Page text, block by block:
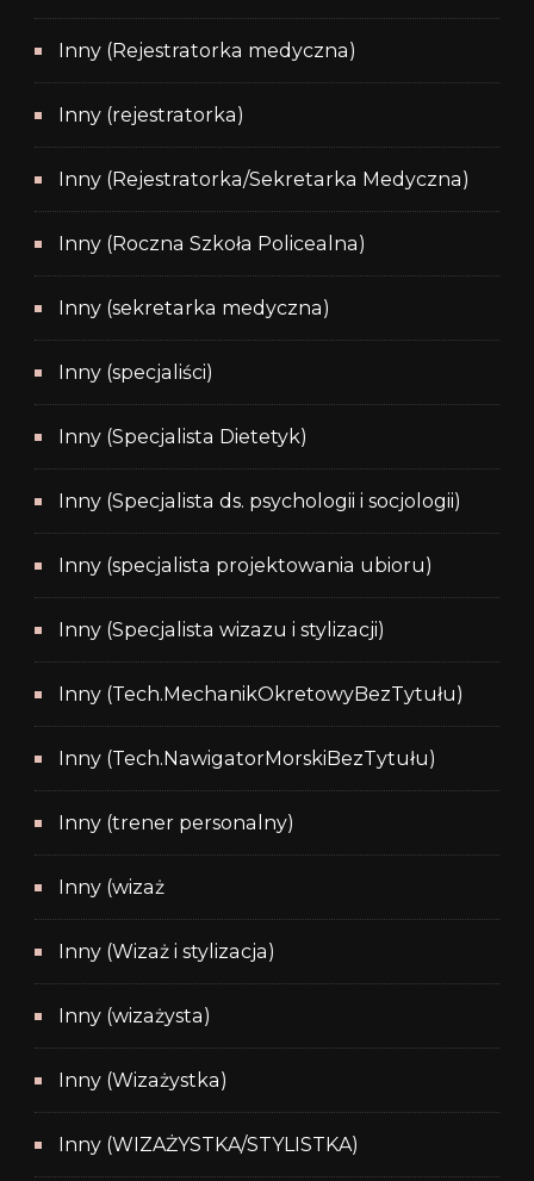
Inny (Rejestratorka medyczna)
Inny (rejestratorka)
Inny (Rejestratorka/Sekretarka Medyczna)
Inny (Roczna Szkoła Policealna)
Inny (sekretarka medyczna)
Inny (specjaliści)
Inny (Specjalista Dietetyk)
Inny (Specjalista ds. psychologii i socjologii)
Inny (specjalista projektowania ubioru)
Inny (Specjalista wizazu i stylizacji)
Inny (Tech.MechanikOkretowyBezTytułu)
Inny (Tech.NawigatorMorskiBezTytułu)
Inny (trener personalny)
Inny (wizaż
Inny (Wizaż i stylizacja)
Inny (wizażysta)
Inny (Wizażystka)
Inny (WIZAŻYSTKA/STYLISTKA)